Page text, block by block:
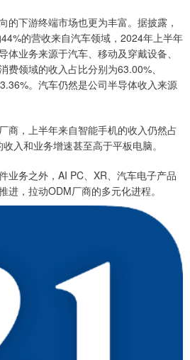
下游终端市场也更为丰富。据披露，
的营收来自汽车领域，2024年上半年
体业务来源于汽车、移动及穿戴设备、
费领域的收入占比分别为63.00%、
。汽车仍然是公司半导体收入来源
，上半年来自智能手机的收入仍然占
入和业务增速甚至高于平板电脑。
务之外，AI PC、XR、汽车电子产品
进，拉动ODM厂商的多元化进程。